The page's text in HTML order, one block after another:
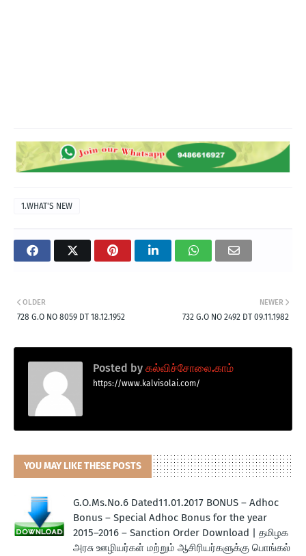
1.WHAT'S NEW
NEWER
732 G.O NO 2492 DT 09.11.1982
OLDER
728 G.O NO 8059 DT 18.12.1952
Posted by கல்விச்சோலை.காம்
https://www.kalvisolai.com/
YOU MAY LIKE THESE POSTS
G.O.Ms.No.6 Dated11.01.2017 BONUS – Adhoc
Bonus – Special Adhoc Bonus for the year
2015–2016 – Sanction Order Download | தமிழக
அரசு ஊழியர்கள் மற்றும் ஆசிரியர்களுக்கு பொங்கல்